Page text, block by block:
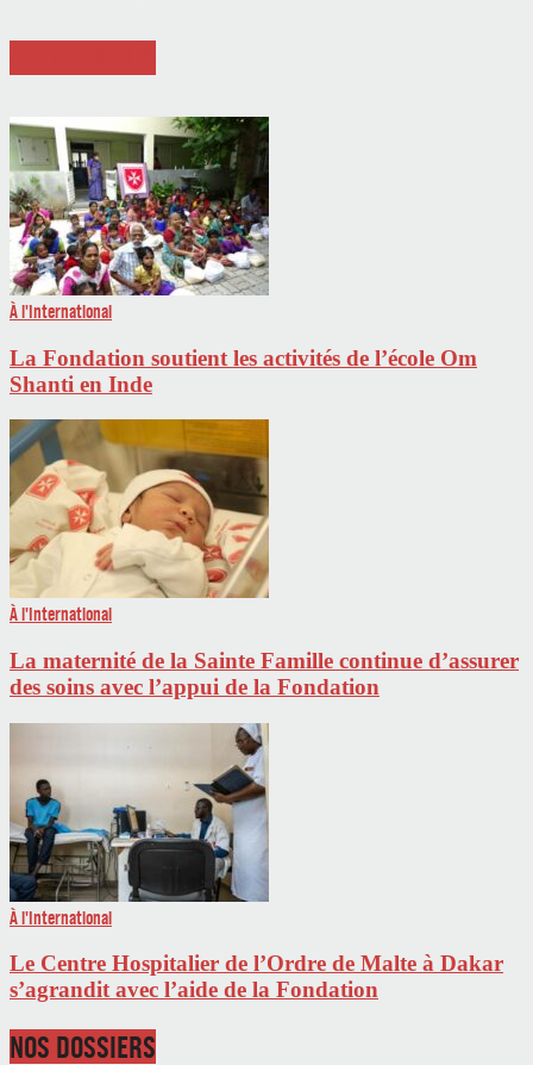
À l'International
La Fondation soutient les activités de l’école Om
Shanti en Inde
À l'International
La maternité de la Sainte Famille continue d’assurer
des soins avec l’appui de la Fondation
À l'International
Le Centre Hospitalier de l’Ordre de Malte à Dakar
s’agrandit avec l’aide de la Fondation
NOS DOSSIERS